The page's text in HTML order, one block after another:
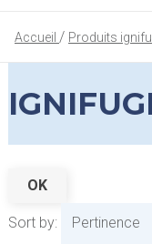
Accueil Produits
OK
Sort by: Pertinence